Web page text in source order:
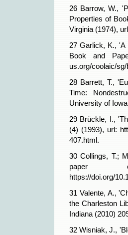
26 Barrow, W.,
Properties of
Virginia (1974),
27 Garlick, K., 'A
Book and
us.org/coolaic/
28 Barrett, T.,
Time:
University of
29 Brückle, I.,
(4) (1993), url:
407.html.
30 Collings, T.;
paper
https://doi.org/
31 Valente, A.,
the Charleston
Indiana (2010)
32 Wisniak, J.,